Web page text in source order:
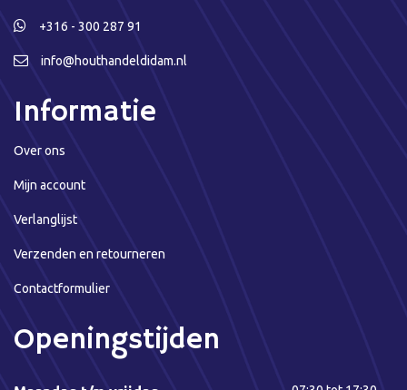
+316 - 300 287 91
info@houthandeldidam.nl
Informatie
Over ons
Mijn account
Verlanglijst
Verzenden en retourneren
Contactformulier
Openingstijden